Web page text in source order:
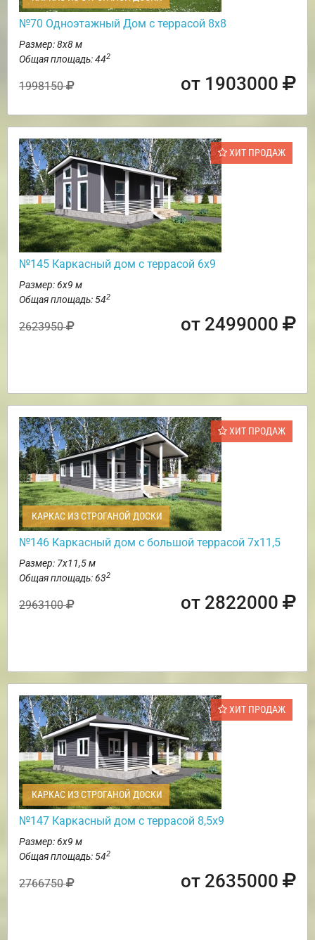
№70 Одноэтажный Дом с террасой 8х8
Размер: 8х8 м
Общая площадь: 442
1998150 от 1903000
ХИТ ПРОДАЖ
№145 Каркасный дом с террасой 6х9
Размер: 6х9 м
Общая площадь: 542
2623950 от 2499000
ХИТ ПРОДАЖ
КАРКАС ИЗ СТРОГАНОЙ ДОСКИ
№146 Каркасный дом с большой террасой 7х11,5
Размер: 7х11,5 м
Общая площадь: 632
2963100 от 2822000
ХИТ ПРОДАЖ
КАРКАС ИЗ СТРОГАНОЙ ДОСКИ
№147 Каркасный дом с террасой 8,5х9
Размер: 6х9 м
Общая площадь: 542
2766750 от 2635000